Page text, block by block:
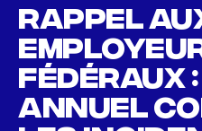
Rappel
fédéraux
annuel